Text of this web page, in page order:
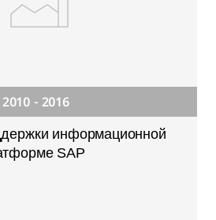
- 2016
информационной
SAP